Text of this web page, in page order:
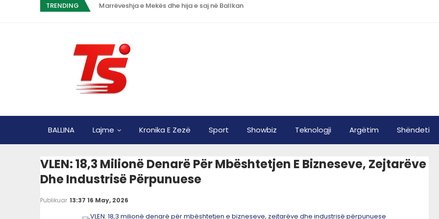
TRENDING Marrëveshja e Mekës dhe hija e saj në Ballkan
BALLINA Lajme Kronika E Zezë Sport Showbiz Teknologji Argëtim Shëndeti
VLEN: 18,3 Milionë Denarë Për Mbështetjen E Bizneseve, Zejtarëve
Dhe Industrisë Përpunuese
Publikuar 13:37 16 May, 2026